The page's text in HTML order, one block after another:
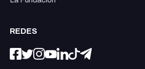
REDES